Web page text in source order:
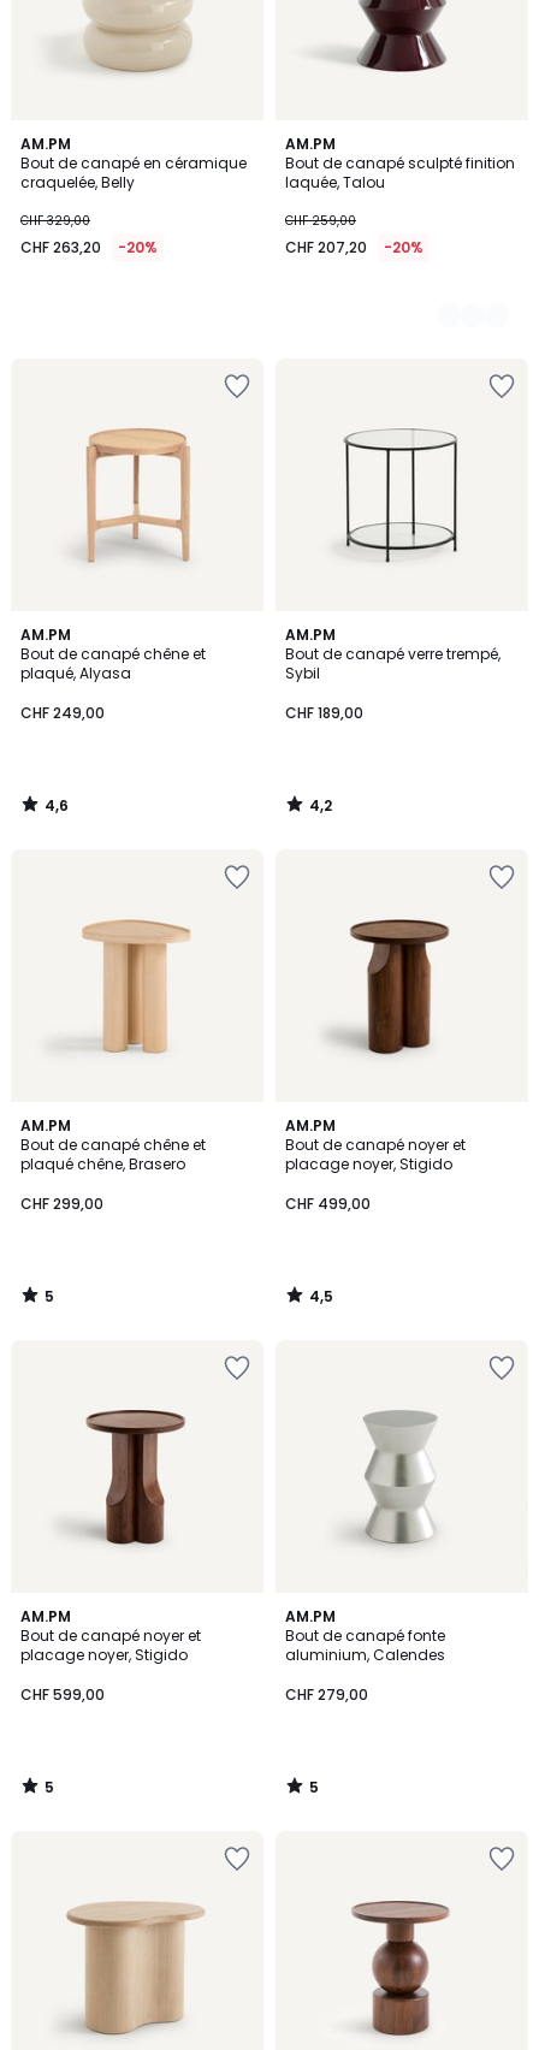
AM.PM
Bout de canapé en céramique
craquelée, Belly
CHF 329,00
CHF 263,20 -20%
AM.PM
Bout de canapé sculpté finition
laquée, Talou
CHF 259,00
CHF 207,20 -20%
2
Couleurs
AM.PM
Bout de canapé chêne et
plaqué, Alyasa
CHF 249,00
4,6
/ 5
4,6
/
AM.PM
Bout de canapé verre trempé,
Sybil
CHF 189,00
4,2
/ 5
4,2
/
AM.PM
Bout de canapé chêne et
plaqué chêne, Brasero
CHF 299,00
5
/
5
5
/
AM.PM
Bout de canapé noyer et
placage noyer, Stigido
CHF 499,00
4,5
/ 5
4,5
/
AM.PM
Bout de canapé noyer et
placage noyer, Stigido
CHF 599,00
5
/
5
5
/
AM.PM
Bout de canapé fonte
aluminium, Calendes
CHF 279,00
5
/
5
5
/